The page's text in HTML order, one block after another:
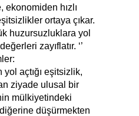
ekonomiden hızlı
ortaya çıkar.
huzursuzluklara yol
zayıflatır. ‘’
yol açtığı eşitsizlik,
ziyade ulusal bir
mülkiyetindeki
düşürmekten